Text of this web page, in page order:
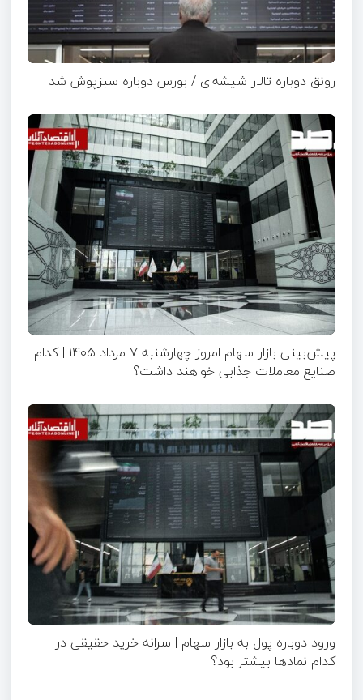
رونق دوباره تالار شیشه‌ای / بورس دوباره سبزپوش شد
پیش‌بینی بازار سهام امروز چهارشنبه ۷ مرداد ۱۴۰۵ | کدام
صنایع معاملات جذابی خواهند داشت؟
ورود دوباره پول به بازار سهام | سرانه خرید حقیقی در
کدام نماد‌ها بیشتر بود؟